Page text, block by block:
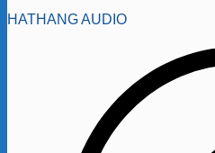
HATHANG AUDIO